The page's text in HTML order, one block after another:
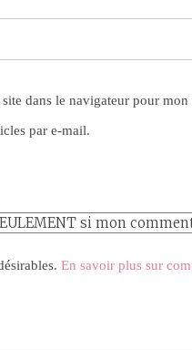
dans le navigateur pour
par e-mail.
En savoir plus sur